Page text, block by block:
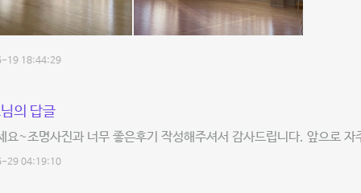
19 18:44:29
의 답글
요~조명사진과 너무 좋은후기 작성해주셔서 감사드립니다. 앞으로 자
29 04:19:10